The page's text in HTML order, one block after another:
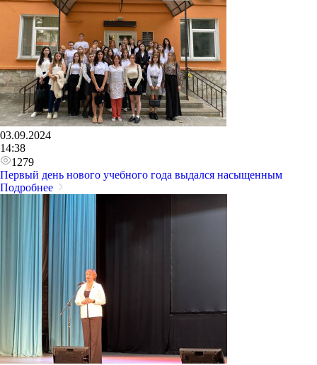
03.09.2024
14:38
1279
Первый день нового учебного года выдался насыщенным
Подробнее